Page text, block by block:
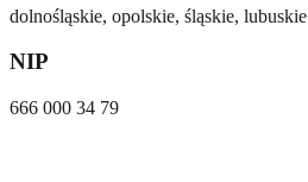
dolnośląskie, opolskie, śląskie, lubuskie
NIP
666 000 34 79